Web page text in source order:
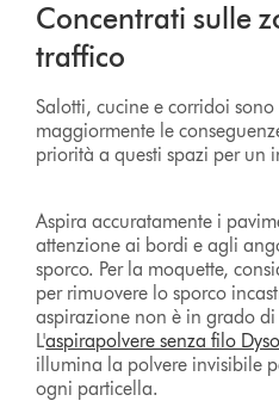
Concentrati sulle
traffico
Salotti, cucine e corridoi
maggiormente le
priorità a questi spazi per un
Aspira accuratamente i
attenzione ai bordi e agli
sporco. Per la moquette,
per rimuovere lo sporco
aspirazione non è in grado
L'aspirapolvere senza filo
illumina la polvere invisibile
ogni particella.